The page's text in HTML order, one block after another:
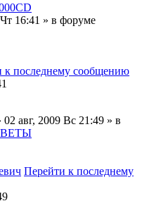
16:41 » в форуме
к последнему сообщению
02 авг, 2009 Вс 21:49 » в
Перейти к последнему